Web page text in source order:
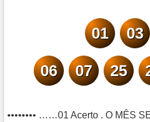
01 03
06 07 25
•••••••• ……01 Acerto . O MÊS